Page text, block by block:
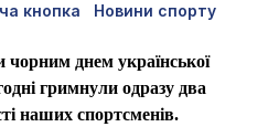
кнопка Новини спорту
днем української
гримнули одразу два
наших спортсменів.